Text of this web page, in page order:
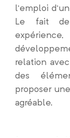
l’emploi
Le fait de
relation
des
proposer
agréable.